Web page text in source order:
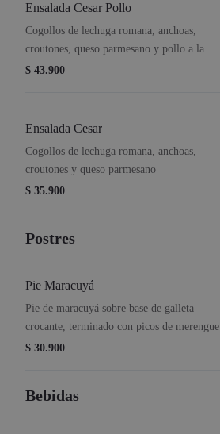
Ensalada Cesar Pollo
Cogollos de lechuga romana, anchoas,
croutones, queso parmesano y pollo a la
plancha.
$ 43.900
Ensalada Cesar
Cogollos de lechuga romana, anchoas,
croutones y queso parmesano
$ 35.900
Postres
Pie Maracuyá
Pie de maracuyá sobre base de galleta
crocante, terminado con picos de merengue
italiano.
$ 30.900
Bebidas